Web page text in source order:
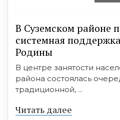
В Суземском районе
системная
Родины
В центре занятости
района состоялась
традиционной, ...
Читать далее